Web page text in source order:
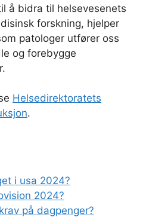
å bidra til helsevesenets
forskning, hjelper
patologer utfører oss
og forebygge
Helsedirektoratets
.
i usa 2024?
2024?
på dagpenger?